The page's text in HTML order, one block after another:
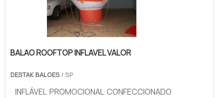
BALAO ROOFTOP INFLAVEL VALOR
DESTAK BALOES / SP
INFLÁVEL PROMOCIONAL CONFECCIONADO